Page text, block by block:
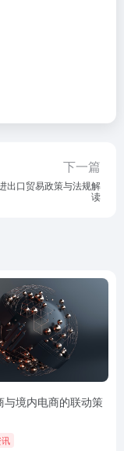
下一篇
出口贸易政策与法规解
读
与境内电商的联动策